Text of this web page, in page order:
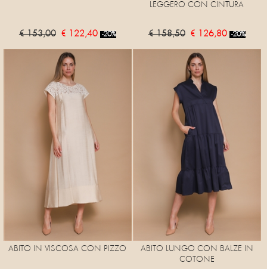
€ 153,00 € 122,40 -20%
LEGGERO CON CINTURA
€ 158,50 € 126,80 -20%
ABITO IN VISCOSA CON PIZZO
ABITO LUNGO CON BALZE IN
COTONE